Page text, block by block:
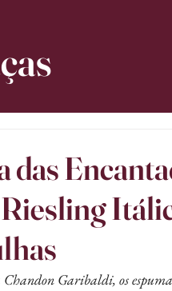
das
Garibaldi, os